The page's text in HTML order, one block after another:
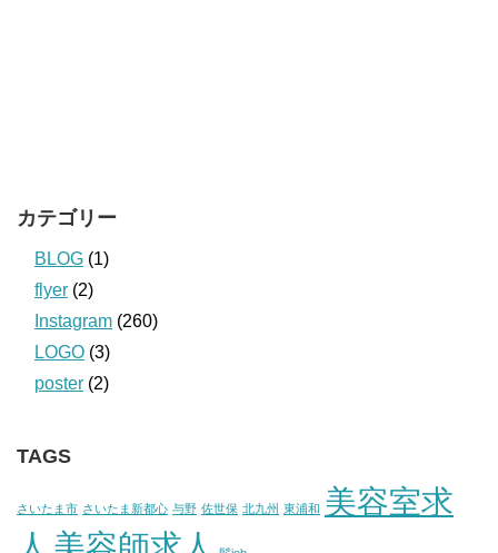
カテゴリー
BLOG (1)
flyer (2)
Instagram (260)
LOGO (3)
poster (2)
TAGS
さいたま市 さいたま新都心 与野 佐世保 北九州 東浦和 美容室求